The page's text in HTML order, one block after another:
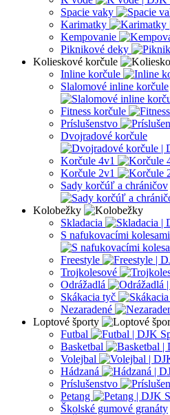
Spacie vaky
Karimatky
Kempovanie
Piknikové deky
Kolieskové korčule
Inline korčule
Slalomové inline korčule
Fitness korčule
Príslušenstvo
Dvojradové korčule
Korčule 4v1
Korčule 2v1
Sady korčúľ a chráničov
Kolobežky
Skladacia
S nafukovacími kolesami
Freestyle
Trojkolesové
Odrážadlá
Skákacia tyč
Nezaradené
Loptové športy
Futbal
Basketbal
Volejbal
Hádzaná
Príslušenstvo
Petang
Školské gumové granáty